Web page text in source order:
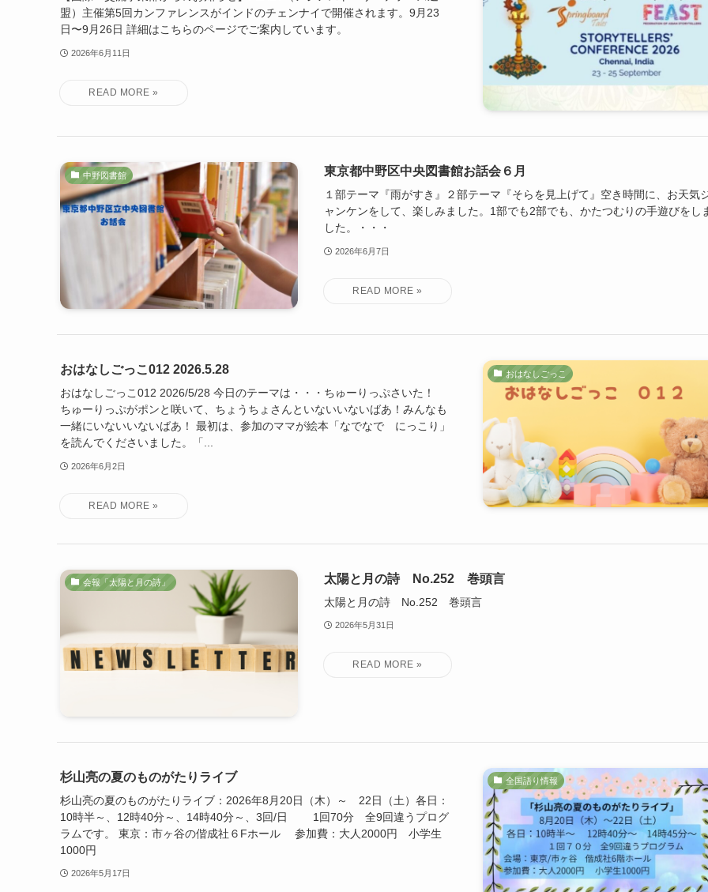
盟）主催第5回カンファレンスがインドのチェンナイで開催されます。9月23
日〜9月26日 詳細はこちらのページでご案内しています。
2026年6月11日
中野図書館 東京都中野区中央図書館お話会６月
１部テーマ『雨がすき』２部テーマ『そらを見上げて』空き時間に、お天気
ャンケンをして、楽しみました。1部でも2部でも、かたつむりの手遊びをし
した。・・・
2026年6月7日
おはなしごっこ
おはなしごっこ012 2026.5.28
おはなしごっこ012 2026/5/28 今日のテーマは・・・ちゅーりっぷさいた！
ちゅーりっぷがポンと咲いて、ちょうちょさんといないいないばあ！みんなも
一緒にいないいないばあ！ 最初は、参加のママが絵本「なでなで にっこり」
を読んでくださいました。「...
2026年6月2日
会報「太陽と月の詩」 太陽と月の詩 No.252 巻頭言
太陽と月の詩 No.252 巻頭言
2026年5月31日
全国語り情報
杉山亮の夏のものがたりライブ
杉山亮の夏のものがたりライブ：2026年8月20日（木）～ 22日（土）各日：
10時半～、12時40分～、14時40分～、3回/日 1回70分 全9回違うプログ
ラムです。 東京：市ヶ谷の偕成社６Fホール 参加費：大人2000円 小学生
1000円
2026年5月17日